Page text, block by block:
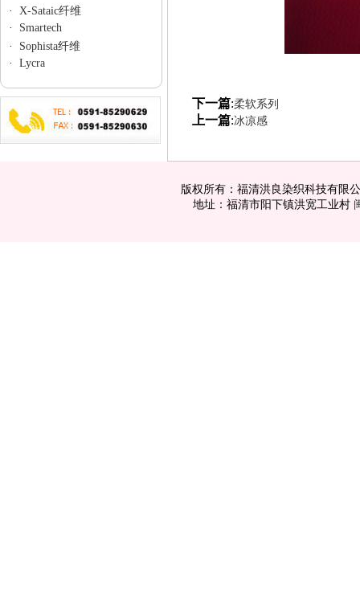
· X-Sataic纤维
· Smartech
· Sophista纤维
· Lycra
下一篇:柔软系列
上一篇:冰凉感
版权所有：福清洪良染织科技有限
地址：福清市阳下镇洪宽工业村